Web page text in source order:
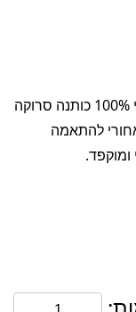
כובע מצחייה קלאסי בעיצוב 5 פאנלים, עשוי 100% כותנה סרוקה
להתאמה
ומוקפד.